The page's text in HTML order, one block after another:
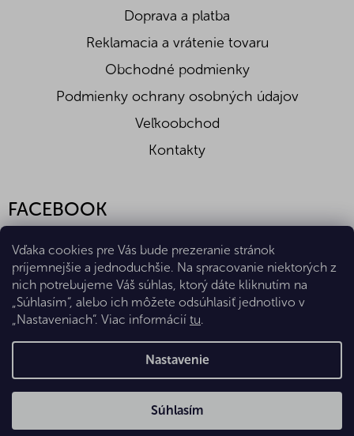
Vďaka cookies pre Vás bude prezeranie stránok
príjemnejšie a jednoduchšie. Na spracovanie niektorých z
nich potrebujeme Váš súhlas, ktorý dáte kliknutím na
„Súhlasím“, alebo ich môžete odsúhlasiť jednotlivo v
„Nastaveniach“. Viac informácií tu.
Nastavenie
Súhlasím
Doprava a platba
Reklamacia a vrátenie tovaru
Obchodné podmienky
Podmienky ochrany osobných údajov
Veľkoobchod
Kontakty
FACEBOOK
Vytvoril Shoptet Premium
Copyright 2026Eshop Diana Company, spol. s r.o.. Všetky
práva vyhradené.